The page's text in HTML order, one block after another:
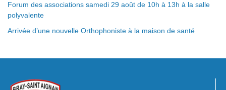
Forum des associations samedi 29 août de 10h à 13h à la salle
polyvalente
Arrivée d’une nouvelle Orthophoniste à la maison de santé